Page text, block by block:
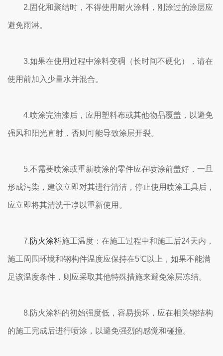
2.固化和聚结时，不得使用耐火涂料，刚涂过的涂层应
避免雨淋。
3.如果在使用过程中涂料变稠（长时间不硬化），请在
使用前加入少量水并混合。
4.喷涂完油漆后，应用塑料布或其他物品覆盖，以避免
强风和阳光直射，否则可能导致涂层开裂。
5.不需要喷涂或重新喷涂的零件应在喷涂前盖好，一旦
形成污染，建议立即对其进行清洁，停止使用喷涂工具后，
应立即将其清洗干净以重新使用。
7.防火涂料施工温度：在施工过程中和施工后24天内，
施工周围环境和钢构件温度应保持在5℃以上，如果不能满
足该温度条件，则应采取其他特殊措施来避免涂层冻结。
8.防火涂料的初始强度低，容易损坏，应在相关钢结构
的施工完成后进行喷涂，以避免强烈的感觉和碰撞。